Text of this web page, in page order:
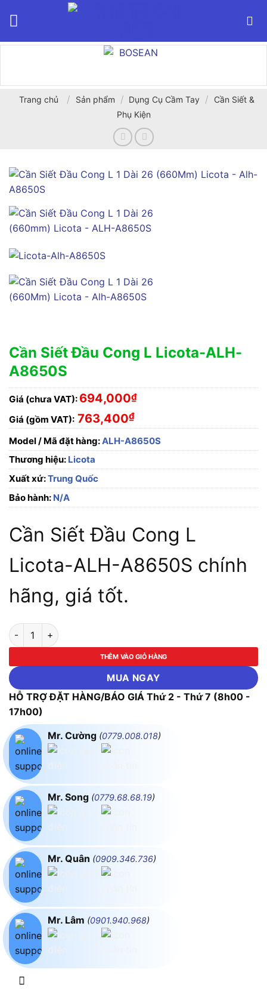
Trang chủ / Sản phẩm / Dụng Cụ Cầm Tay /
Cần Siết &
Phụ Kiện
Cần Siết Đầu Cong L Licota-ALH-
A8650S
Giá (chưa VAT): 694,000₫
Giá (gồm VAT): 763,400₫
Model / Mã đặt hàng:ALH-A8650S
Thương hiệu: Licota
Xuất xứ:Trung Quốc
Bảo hành: N/A
Cần Siết Đầu Cong L
Licota-ALH-A8650S chính
hãng, giá tốt.
Cần Siết Đầu Cong L Licota-ALH-A8650S số lượng
THÊM VÀO GIỎ HÀNG
MUA NGAY
HỖ TRỢ ĐẶT HÀNG/BÁO GIÁ Thứ 2 - Thứ 7 (8h00 -
17h00)
Mr. Cường (0779.008.018)
Mr. Song (0779.68.68.19)
Mr. Quân (0909.346.736)
Mr. Lâm (0901.940.968)